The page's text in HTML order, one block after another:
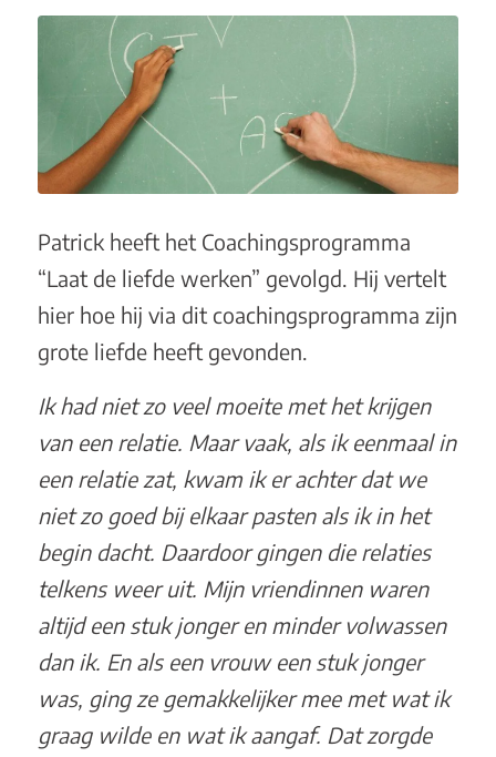
Patrick heeft het Coachingsprogramma
“Laat de liefde werken” gevolgd. Hij vertelt
hier hoe hij via dit coachingsprogramma zijn
grote liefde heeft gevonden.
Ik had niet zo veel moeite met het krijgen
van een relatie. Maar vaak, als ik eenmaal in
een relatie zat, kwam ik er achter dat we
niet zo goed bij elkaar pasten als ik in het
begin dacht. Daardoor gingen die relaties
telkens weer uit. Mijn vriendinnen waren
altijd een stuk jonger en minder volwassen
dan ik. En als een vrouw een stuk jonger
was, ging ze gemakkelijker mee met wat ik
graag wilde en wat ik aangaf. Dat zorgde